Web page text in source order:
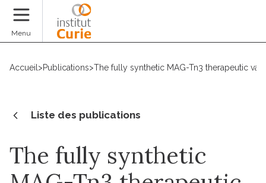
Menu
Accueil >Publications>The fully synthetic MAG-Tn3 therapeutic
Liste des publications
The fully synthetic